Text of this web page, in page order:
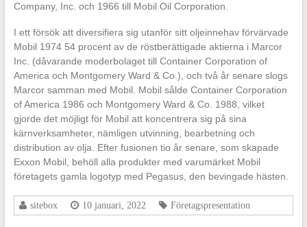
Company, Inc. och 1966 till Mobil Oil Corporation.
I ett försök att diversifiera sig utanför sitt oljeinnehav förvärvade
Mobil 1974 54 procent av de röstberättigade aktierna i Marcor
Inc. (dåvarande moderbolaget till Container Corporation of
America och Montgomery Ward & Co.), och två år senare slogs
Marcor samman med Mobil. Mobil sålde Container Corporation
of America 1986 och Montgomery Ward & Co. 1988, vilket
gjorde det möjligt för Mobil att koncentrera sig på sina
kärnverksamheter, nämligen utvinning, bearbetning och
distribution av olja. Efter fusionen tio år senare, som skapade
Exxon Mobil, behöll alla produkter med varumärket Mobil
företagets gamla logotyp med Pegasus, den bevingade hästen.
sitebox 10 januari, 2022 Företagspresentation